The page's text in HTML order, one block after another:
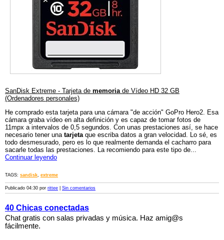
SanDisk Extreme - Tarjeta de memoria de Vídeo HD 32 GB
(Ordenadores personales)
He comprado esta tarjeta para una cámara "de acción" GoPro Hero2. Esa
cámara graba vídeo en alta definición y es capaz de tomar fotos de
11mpx a intervalos de 0,5 segundos. Con unas prestaciones así, se hace
necesario tener una tarjeta que escriba datos a gran velocidad. Lo sé, es
todo desmesurado, pero es lo que realmente demanda el cacharro para
sacarle todas las prestaciones. La recomiendo para este tipo de...
Continuar leyendo
TAGS: sandisk extreme
Publicado 04:30 por rittee Sin comentarios
40 Chicas conectadas
Chat gratis con salas privadas y música. Haz amig@s
fácilmente.